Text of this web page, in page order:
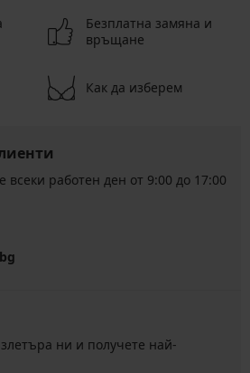
Безплатна замяна и
връщане
Как да изберем
работен ден от 9:00 до 17:00
ни и получете най-